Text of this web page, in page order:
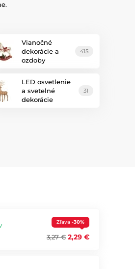
Vianočné
dekorácie a
ozdoby
415
LED osvetlenie
a svetelné
dekorácie
31
Zľava -30%
3,27 € 2,29 €